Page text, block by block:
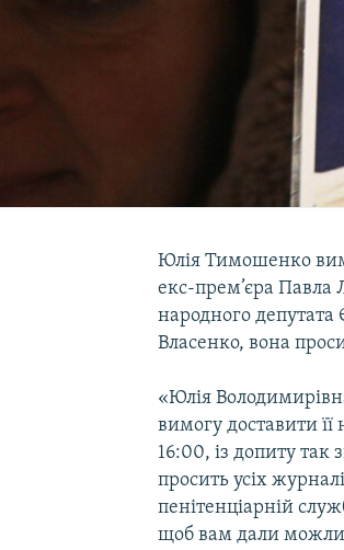
Юлія Тимошенко
екс-прем’єра Павла
народного
Власенко, вона
«Юлія
вимогу доставити її
16:00, із допиту
просить усіх
пенітенціарній
щоб вам дали